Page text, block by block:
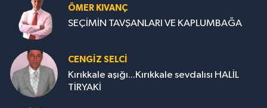
ÖMER KIVANÇ
SEÇİMİN TAVŞANLARI VE KAPLUMBAĞA
CENGİZ SELCİ
Kırıkkale aşığı...Kırıkkale sevdalısı HALİL
TİRYAKİ